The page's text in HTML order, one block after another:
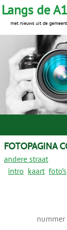
FOTOPAGINA
andere straat
intro kaart foto’s
nummer
Langs de
met nieuws uit de